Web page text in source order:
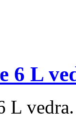
6 L
L vedra.